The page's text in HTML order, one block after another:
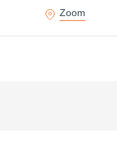
Zoom